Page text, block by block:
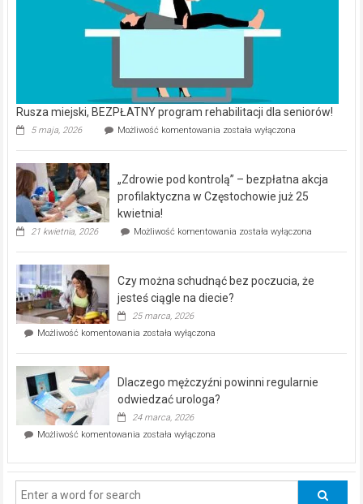
Rusza miejski, BEZPŁATNY program rehabilitacji dla seniorów!
5 maja, 2026 Możliwość komentowania Rusza
rehabilitacji
dla
została wyłączona
„Zdrowie pod kontrolą” – bezpłatna akcja
profilaktyczna w Częstochowie już 25
kwietnia!
21 kwietnia, 2026 Możliwość komentowania „Zdrowie
bezpłatna
została wyłączona
Czy można schudnąć bez poczucia, że
jesteś ciągle na diecie?
25 marca, 2026
Możliwość komentowania Czy
poczucia,
że
ciągle
na
została wyłączona
Dlaczego mężczyźni powinni regularnie
odwiedzać urologa?
24 marca, 2026
Możliwość komentowania Dlaczego
regularnie
została wyłączona